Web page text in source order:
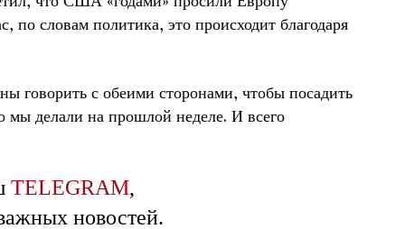
по словам политика, это происходит благодаря
говорить с обеими сторонами, чтобы посадить
мы делали на прошлой неделе. И всего
TELEGRAM,
новостей.